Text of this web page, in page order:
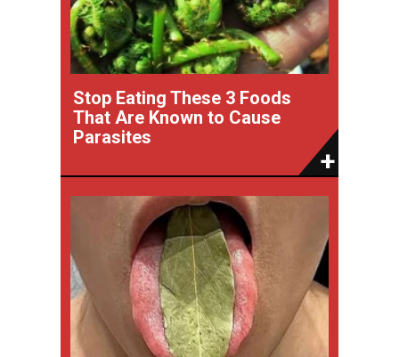
Stop Eating These 3 Foods
That Are Known to Cause
Parasites